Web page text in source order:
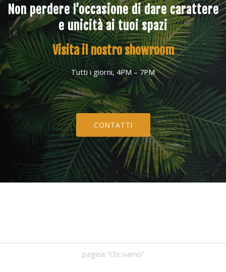
Non perdere l’occasione di dare carattere
e unicità ai tuoi spazi
Visita il nostro showroom
Tutti i giorni, 4PM – 7PM
CONTATTI
pagina “Chi siamo”